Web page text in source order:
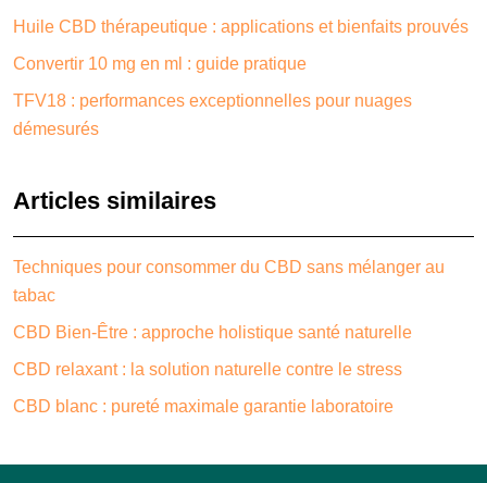
Huile CBD thérapeutique : applications et bienfaits prouvés
Convertir 10 mg en ml : guide pratique
TFV18 : performances exceptionnelles pour nuages
démesurés
Articles similaires
Techniques pour consommer du CBD sans mélanger au
tabac
CBD Bien-Être : approche holistique santé naturelle
CBD relaxant : la solution naturelle contre le stress
CBD blanc : pureté maximale garantie laboratoire